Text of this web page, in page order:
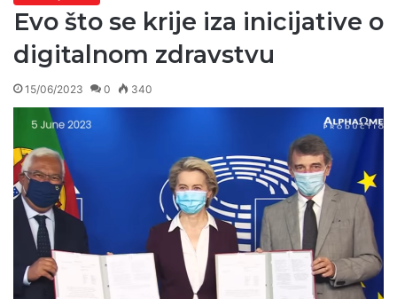
Evo što se krije iza inicijative o
digitalnom zdravstvu
15/06/2023 0 340